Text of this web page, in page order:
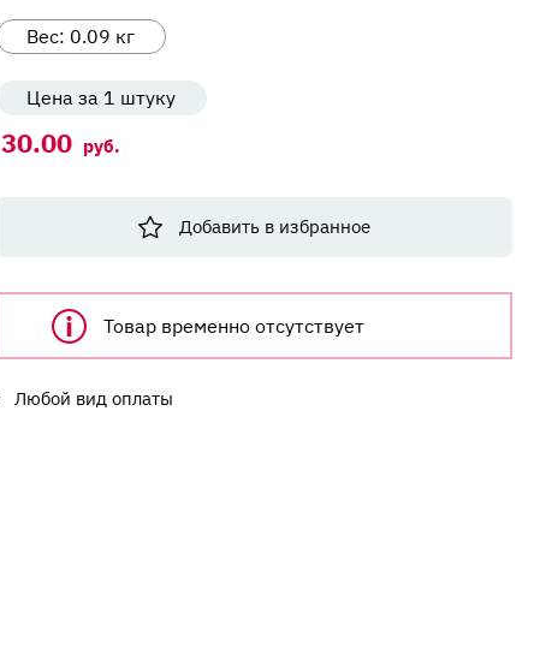
Вес: 0.09 кг
Цена за 1 штуку
30.00 руб.
Добавить в избранное
Товар временно отсутствует
Любой вид оплаты